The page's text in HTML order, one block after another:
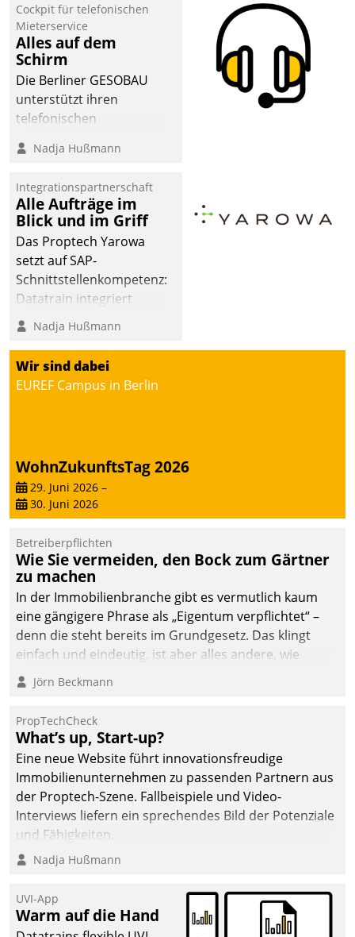
einsehen und ändern
oder
Schadensmeldungen
abgeben – rund um die
Uhr.
Cockpit für telefonischen
Mieterservice
Alles auf dem
Schirm
Die Berliner GESOBAU
unterstützt ihren
telefonischen
digitalen Cockpit, das
passende Fragen und
Schlagworte auswirft.
Eine intuitive
Dialogführung ermöglicht
dem externen
Serviceteam, Anrufe von
Mietenden zügiger und
effizienter zu bearbeiten.
Nadja Hußmann
Integrationspartnerschaft
Alle Aufträge im
Blick und im Griff
Das Proptech Yarowa
setzt auf SAP-
Schnittstellenkompetenz:
Datatrain integriert
Yarowas Portal zur
Vergabe und Verwaltung
von Aufträgen der
operativen
Instandhaltung in die
– und beschleunigt damit
den Weg vom
Mieteranliegen zum
Nadja Hußmann
Wir sind dabei
EUREF Campus in Berlin
WohnZukunftsTag 2026
29. Juni 2026 –
30. Juni 2026
Betreiberpflichten
Wie Sie vermeiden, den Bock zum Gärtner
zu machen
In der Immobilienbranche gibt es vermutlich kaum
eine gängigere Phrase als „Eigentum verpflichtet“ –
denn die steht bereits im Grundgesetz. Das klingt
einfach und eindeutig, ist aber alles andere, wie
Branchenbeschäftigte wissen. Denn mit der
Verantwortung folgen Verpflichtungen.
Jörn Beckmann
PropTechCheck
What’s up, Start-up?
Eine neue Website führt innovationsfreudige
Immobilienunternehmen zu passenden Partnern aus
der Proptech-Szene. Fallbeispiele und Video-
Interviews liefern ein sprechendes Bild der Potenziale
und Fähigkeiten.
Nadja Hußmann
UVI-App
Warm auf die Hand